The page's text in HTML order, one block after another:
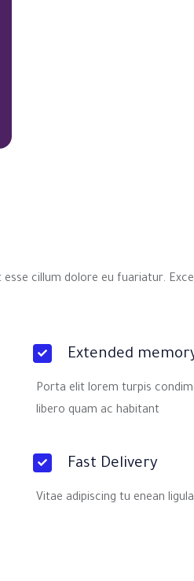
cillum dolore eu fuariatur.
Extended
Porta elit lorem turpis
libero quam ac habitant
Fast Delivery
Vitae adipiscing tu enean